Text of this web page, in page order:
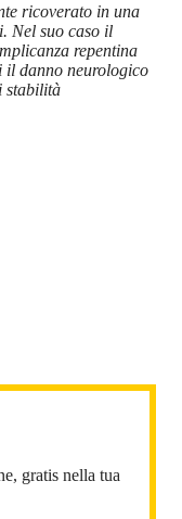
ricoverato in una
Nel suo caso il
repentina
il danno neurologico
stabilità
gratis nella tua